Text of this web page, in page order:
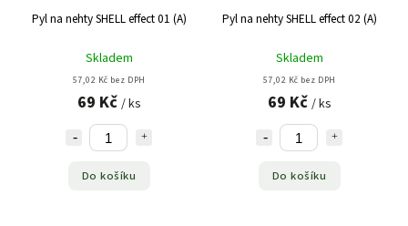
Pyl na nehty SHELL effect 01 (A)
Skladem
57,02 Kč bez DPH
69 Kč / ks
Do košíku
Pyl na nehty SHELL effect 02 (A)
Skladem
57,02 Kč bez DPH
69 Kč / ks
Do košíku